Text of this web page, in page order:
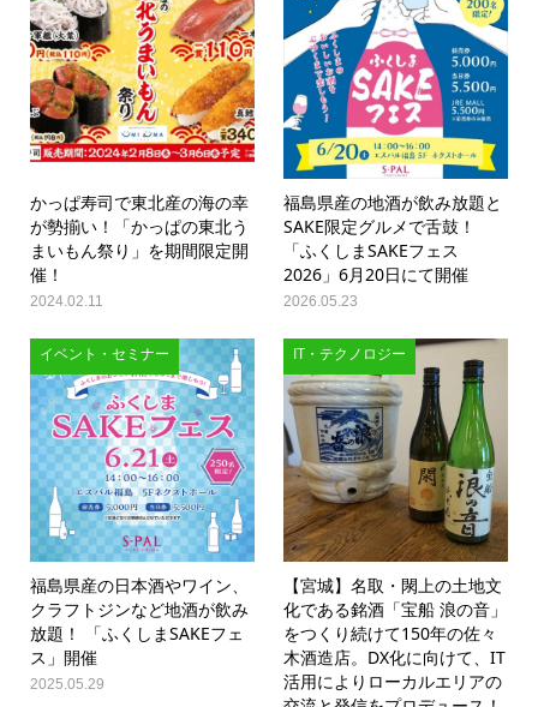
かっぱ寿司で東北産の海の幸
が勢揃い！「かっぱの東北う
まいもん祭り」を期間限定開
催！
2024.02.11
福島県産の地酒が飲み放題と
SAKE限定グルメで舌鼓！
「ふくしまSAKEフェス
2026」6月20日にて開催
2026.05.23
イベント・セミナー
福島県産の日本酒やワイン、
クラフトジンなど地酒が飲み
放題！ 「ふくしまSAKEフェ
ス」開催
2025.05.29
IT・テクノロジー
【宮城】名取・閖上の土地文
化である銘酒「宝船 浪の音」
をつくり続けて150年の佐々
木酒造店。DX化に向けて、IT
活用によりローカルエリアの